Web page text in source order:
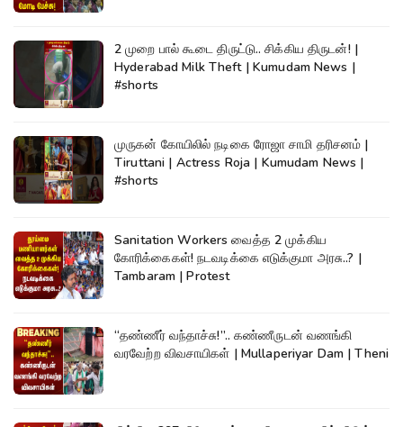
2 முறை பால் கூடை திருட்டு.. சிக்கிய திருடன்! |
Hyderabad Milk Theft | Kumudam News |
#shorts
முருகன் கோயிலில் நடிகை ரோஜா சாமி தரிசனம் |
Tiruttani | Actress Roja | Kumudam News |
#shorts
Sanitation Workers வைத்த 2 முக்கிய
கோரிக்கைகள்! நடவடிக்கை எடுக்குமா அரசு..? |
Tambaram | Protest
“தண்ணீர் வந்தாச்சு!”.. கண்ணீருடன் வணங்கி
வரவேற்ற விவசாயிகள் | Mullaperiyar Dam | Theni